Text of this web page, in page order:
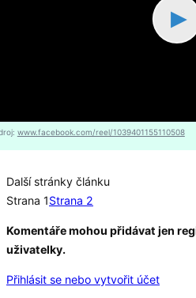
▶
www.facebook.com/reel/1039401155110508
Další stránky článku
Strana 1Strana 2
Komentáře mohou přidávat jen
uživatelky.
Přihlásit se nebo vytvořit účet